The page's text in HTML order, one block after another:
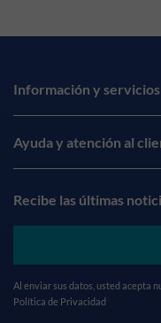
Información y servicios
Ayuda y atención al
Recibe las últimas
Al enviar sus datos, usted acepta
Política de Privacidad